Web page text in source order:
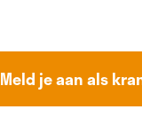
Meld je aan als